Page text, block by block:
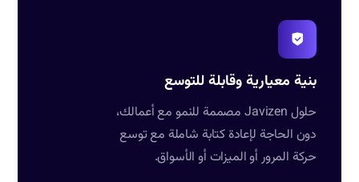
بنية معيارية وقابلة للتوسع
حلول Javizen مصممة للنمو مع أعمالك،
دون الحاجة لإعادة كتابة شاملة مع توسع
حركة المرور أو الميزات أو الأسواق.